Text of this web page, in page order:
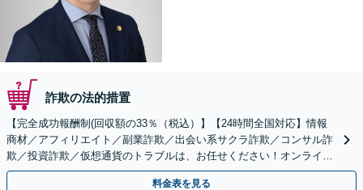
詐欺の法的措置
【完全成功報酬制(回収額の33％（税込）】【24時間全国対応】情報
商材／アフィリエイト／副業詐欺／出会い系サクラ詐欺／コンサル詐
欺／投資詐欺／仮想通貨のトラブルは、お任せください！オンライン
のみで解決も可能！
料金表を見る